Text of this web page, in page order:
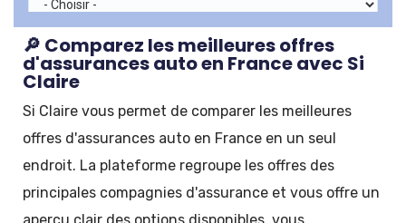
🔎 Comparez les meilleures offres
d'assurances auto en France avec Si
Claire
Si Claire vous permet de comparer les meilleures
offres d'assurances auto en France en un seul
endroit. La plateforme regroupe les offres des
principales compagnies d'assurance et vous offre un
aperçu clair des options disponibles, vous